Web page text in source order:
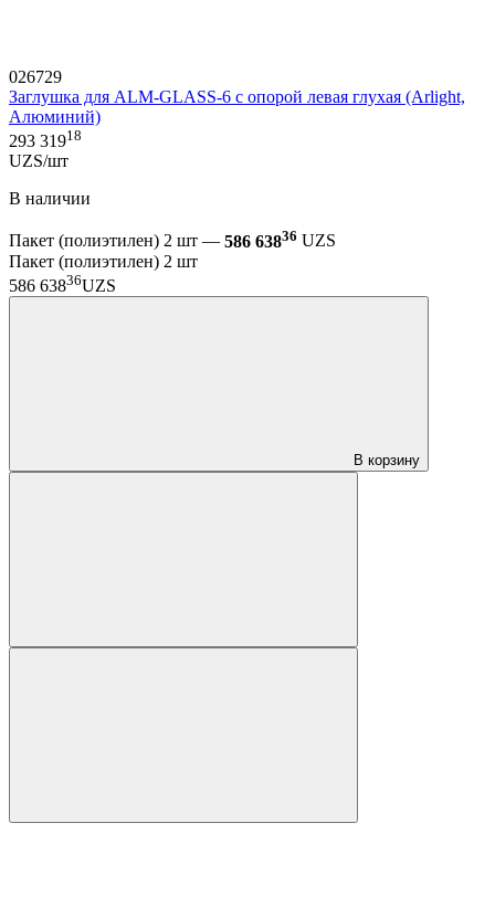
026729
Заглушка для ALM-GLASS-6 с опорой левая глухая (Arlight,
Алюминий)
293 31918
UZS/шт
В наличии
Пакет (полиэтилен) 2 шт — 586 63836 UZS
Пакет (полиэтилен) 2 шт
586 63836UZS
В корзину